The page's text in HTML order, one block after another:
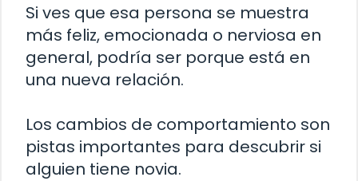
Si ves que esa persona se muestra
más feliz, emocionada o nerviosa en
general, podría ser porque está en
una nueva relación.
Los cambios de comportamiento son
pistas importantes para descubrir si
alguien tiene novia.